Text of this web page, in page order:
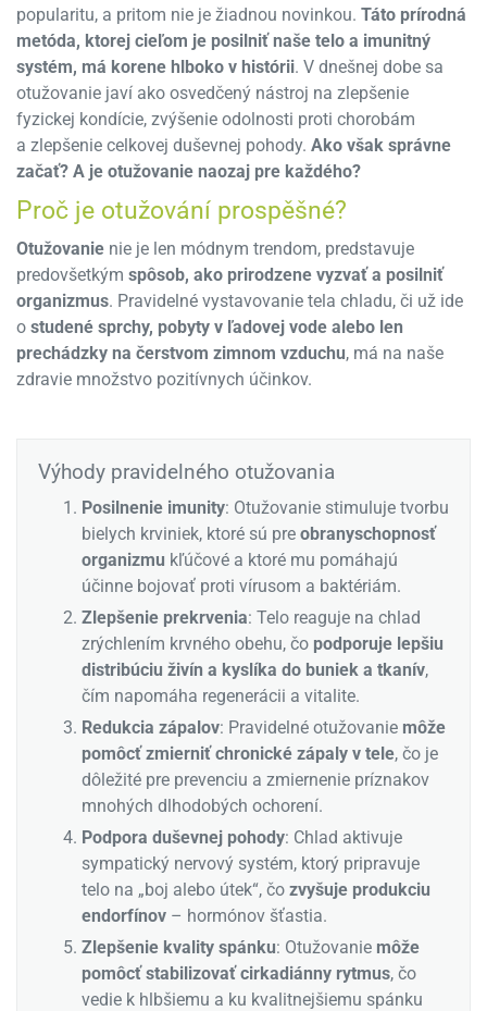
popularitu, a pritom nie je žiadnou novinkou. Táto prírodná
metóda, ktorej cieľom je posilniť naše telo a imunitný
systém, má korene hlboko v histórii. V dnešnej dobe sa
otužovanie javí ako osvedčený nástroj na zlepšenie
fyzickej kondície, zvýšenie odolnosti proti chorobám
a zlepšenie celkovej duševnej pohody. Ako však správne
začať? A je otužovanie naozaj pre každého?
Proč je otužování prospěšné?
Otužovanie nie je len módnym trendom, predstavuje
predovšetkým spôsob, ako prirodzene vyzvať a posilniť
organizmus. Pravidelné vystavovanie tela chladu, či už ide
o studené sprchy, pobyty v ľadovej vode alebo len
prechádzky na čerstvom zimnom vzduchu, má na naše
zdravie množstvo pozitívnych účinkov.
Výhody pravidelného otužovania
Posilnenie imunity: Otužovanie stimuluje tvorbu
bielych krviniek, ktoré sú pre obranyschopnosť
organizmu kľúčové a ktoré mu pomáhajú
účinne bojovať proti vírusom a baktériám.
Zlepšenie prekrvenia: Telo reaguje na chlad
zrýchlením krvného obehu, čo podporuje lepšiu
distribúciu živín a kyslíka do buniek a tkanív,
čím napomáha regenerácii a vitalite.
Redukcia zápalov: Pravidelné otužovanie môže
pomôcť zmierniť chronické zápaly v tele, čo je
dôležité pre prevenciu a zmiernenie príznakov
mnohých dlhodobých ochorení.
Podpora duševnej pohody: Chlad aktivuje
sympatický nervový systém, ktorý pripravuje
telo na „boj alebo útek“, čo zvyšuje produkciu
endorfínov – hormónov šťastia.
Zlepšenie kvality spánku: Otužovanie môže
pomôcť stabilizovať cirkadiánny rytmus, čo
vedie k hlbšiemu a ku kvalitnejšiemu spánku